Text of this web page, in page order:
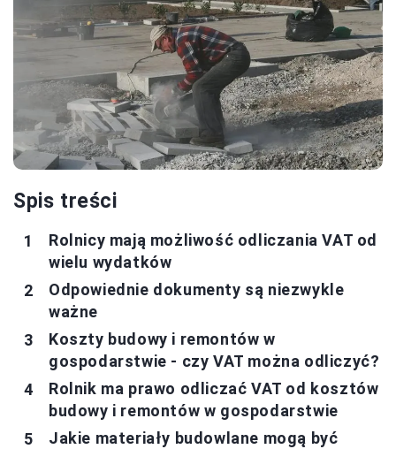
Spis treści
Rolnicy mają możliwość odliczania VAT od
wielu wydatków
Odpowiednie dokumenty są niezwykle
ważne
Koszty budowy i remontów w
gospodarstwie - czy VAT można odliczyć?
Rolnik ma prawo odliczać VAT od kosztów
budowy i remontów w gospodarstwie
Jakie materiały budowlane mogą być